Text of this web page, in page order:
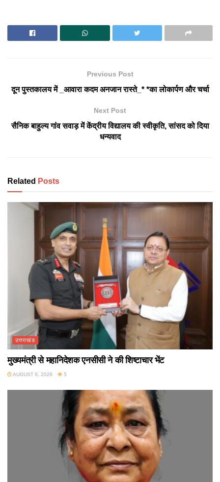
Previous Post
दून पुस्तकालय में _आवारा कदम अनजान रास्ते_* *का लोकार्पण और चर्चा
Next Post
सैनिक बाहुल्य गांव सवाड़ में केंद्रीय विद्यालय की स्वीकृति, सांसद को दिया
धन्यवाद
Related Posts
उत्तराखंड
मुख्यमंत्री से महानिदेशक एनसीसी ने की शिष्टाचार भेंट
AUGUST 6, 2026 5